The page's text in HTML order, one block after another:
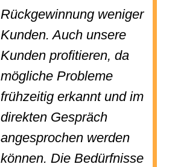
Rückgewinnung weniger
Kunden. Auch unsere
Kunden profitieren, da
mögliche Probleme
frühzeitig erkannt und im
direkten Gespräch
angesprochen werden
können. Die Bedürfnisse